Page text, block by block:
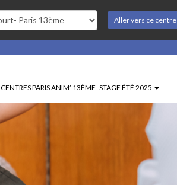
Aller vers ce centre
CENTRES PARIS ANIM’ 13ÈME- STAGE ÉTÉ 2025